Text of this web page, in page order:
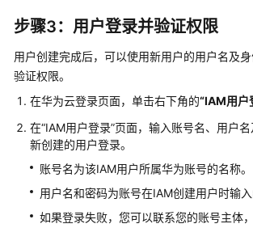
支
持
区
域
系
统
权
步骤3：用户登录并验证权限
用户创建完成后，可以使用新用户的用户名及
验证权限。
在华为云登录页面，单击右下角的“IAM用户
在“IAM用户登录”页面，输入账号名、用户
新创建的用户登录。
账号名为该IAM用户所属华为账号的名称。
用户名和密码为账号在IAM创建用户时输入
如果登录失败，您可以联系您的账号主体